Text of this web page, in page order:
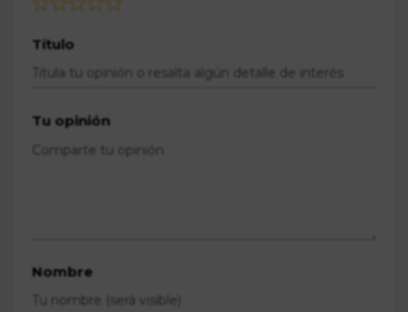
Título
Tu opinión
Nombre